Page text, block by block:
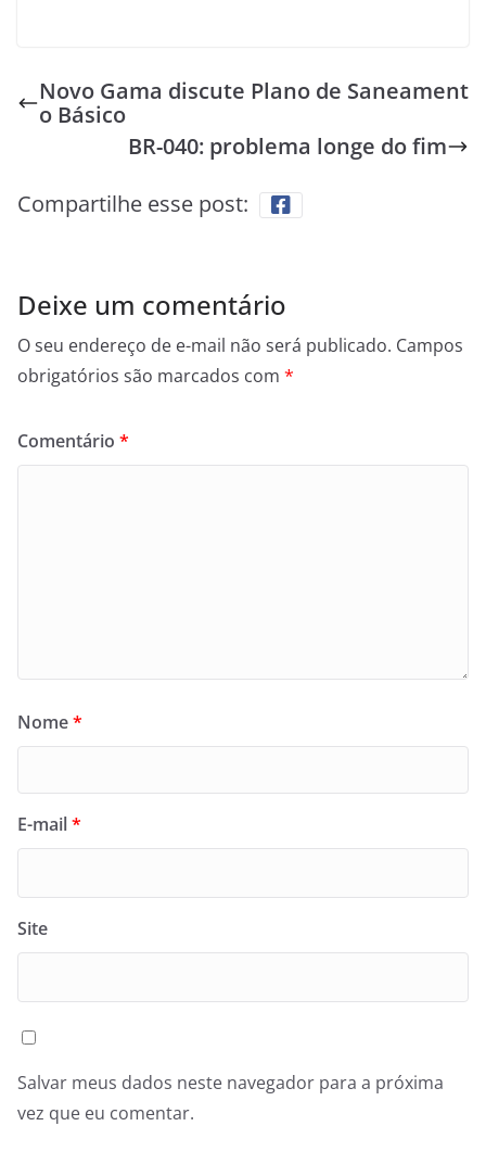
Novo Gama discute Plano de Saneament
o Básico
BR-040: problema longe do fim
Compartilhe esse post:
Deixe um comentário
O seu endereço de e-mail não será publicado. Campos
obrigatórios são marcados com *
Comentário *
Nome*
E-mail*
Site
Salvar meus dados neste navegador para a próxima
vez que eu comentar.